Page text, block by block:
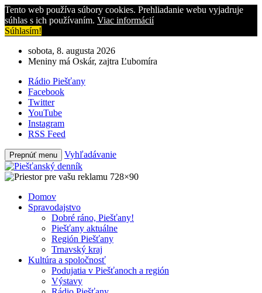
Tento web používa súbory cookies. Prehliadanie webu vyjadruje
súhlas s ich používaním. Viac informácií
Súhlasím!
sobota, 8. augusta 2026
Meniny má Oskár, zajtra Ľubomíra
Rádio Piešťany
Facebook
Twitter
YouTube
Instagram
RSS Feed
Prepnúť menu Vyhľadávanie
Domov
Spravodajstvo
Dobré ráno, Piešťany!
Piešťany aktuálne
Región Piešťany
Trnavský kraj
Kultúra a spoločnosť
Podujatia v Piešťanoch a región
Výstavy